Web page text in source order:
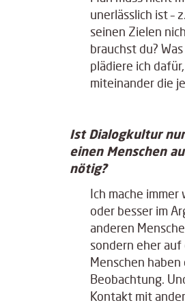
unerlässlich ist –
seinen Zielen
brauchst du?
plädiere ich
miteinander die
Ist Dialogkultur
einen Menschen
nötig?
Ich mache
oder besser im
anderen
sondern eher
Menschen
Beobachtung.
Kontakt mit